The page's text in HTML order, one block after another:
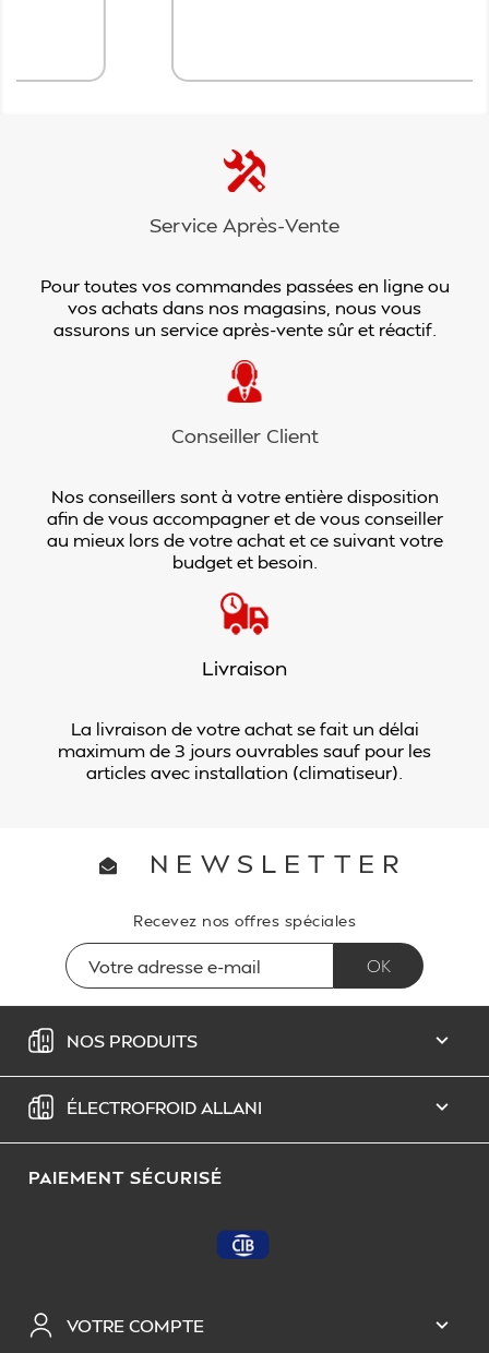
Service Après-Vente
Pour toutes vos commandes passées en ligne ou
vos achats dans nos magasins, nous vous
assurons un service après-vente sûr et réactif.
Conseiller Client
Nos conseillers sont à votre entière disposition
afin de vous accompagner et de vous conseiller
au mieux lors de votre achat et ce suivant votre
budget et besoin.
Livraison
La livraison de votre achat se fait un délai
maximum de 3 jours ouvrables sauf pour les
articles avec installation (climatiseur).
NEWSLETTER
Recevez nos offres spéciales
NOS PRODUITS 
ÉLECTROFROID ALLANI 
PAIEMENT SÉCURISÉ
VOTRE COMPTE 